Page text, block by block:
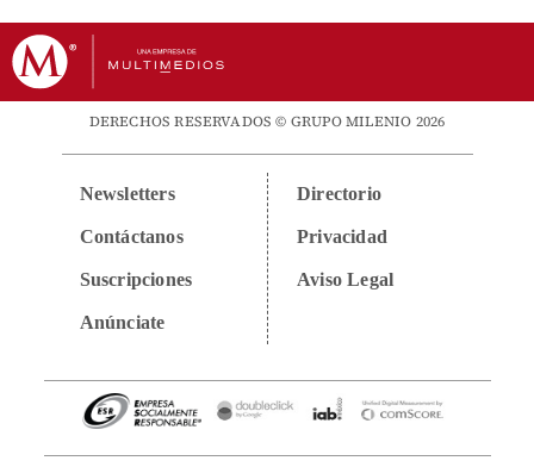
DERECHOS RESERVADOS © GRUPO MILENIO 2026
Newsletters
Contáctanos
Suscripciones
Anúnciate
Directorio
Privacidad
Aviso Legal